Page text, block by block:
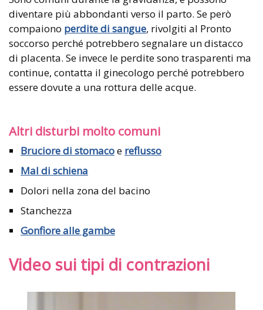
diventare più abbondanti verso il parto. Se però
compaiono perdite di sangue, rivolgiti al Pronto
soccorso perché potrebbero segnalare un distacco
di placenta. Se invece le perdite sono trasparenti ma
continue, contatta il ginecologo perché potrebbero
essere dovute a una rottura delle acque.
Altri disturbi molto comuni
Bruciore di stomacoe reflusso
Mal di schiena
Dolori nella zona del bacino
Stanchezza
Gonfiore alle gambe
Video sui tipi di contrazioni